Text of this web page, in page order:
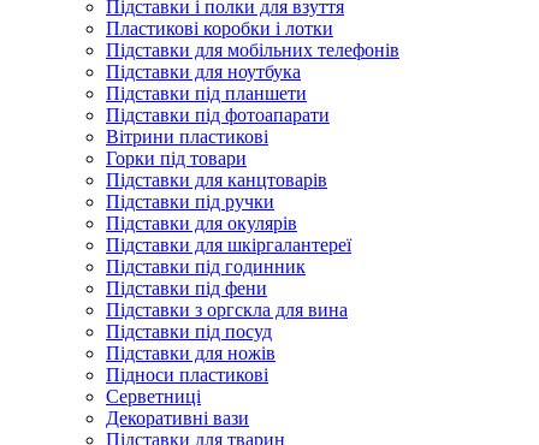
Підставки і полки для взуття
Пластикові коробки і лотки
Підставки для мобільних телефонів
Підставки для ноутбука
Підставки під планшети
Підставки під фотоапарати
Вітрини пластикові
Горки під товари
Підставки для канцтоварів
Підставки під ручки
Підставки для окулярів
Підставки для шкіргалантереї
Підставки під годинник
Підставки під фени
Підставки з оргскла для вина
Підставки під посуд
Підставки для ножів
Підноси пластикові
Серветниці
Декоративні вази
Підставки для тварин